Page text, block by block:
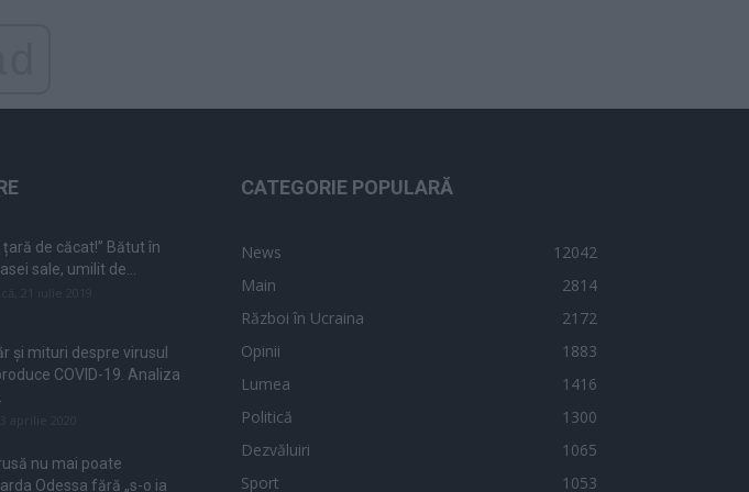
țară de căcat!” Bătut în
sale, umilit de...
și mituri despre virusul
COVID-19. Analiza
nu mai poate
Odessa fără „s-o ia
CATEGORIE POPULARĂ
News
12042
Main
2814
Război în Ucraina
2172
Opinii
1883
Lumea
1416
Politică
1300
Dezvăluiri
1065
Sport
1053